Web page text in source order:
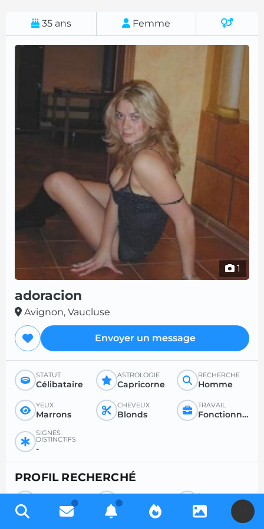
35 ans Femme
1
adoracion
Avignon, Vaucluse
Envoyer un message
STATUT
Célibataire
ASTROLOGIE
Capricorne
RECHERCHE
Homme
YEUX
Marrons
CHEVEUX
Blonds
TRAVAIL
Fonctionnaire secrétariat
SIGNES
DISTINCTIFS
-
PROFIL RECHERCHÉ
RECHERCHE
Homme
POUR
Rencontre sérieuse
ÂGE SOUHAITÉ
-